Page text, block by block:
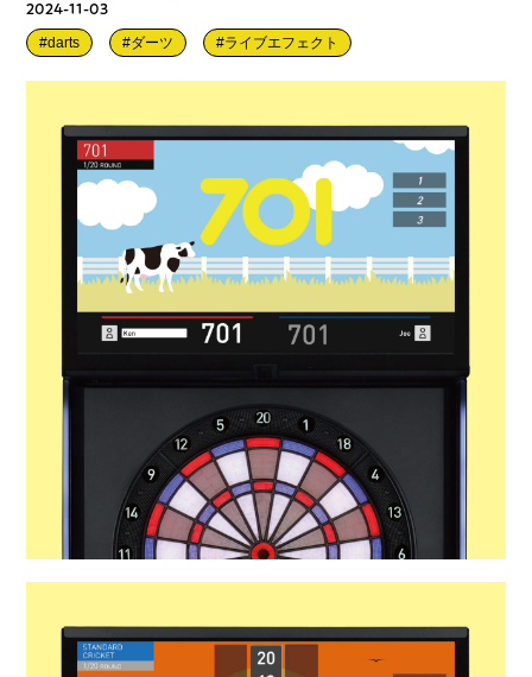
2024-11-03
#darts #ダーツ #ライブエフェクト